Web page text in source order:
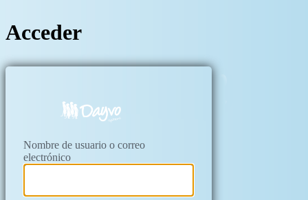
Acceder
Nombre de usuario o correo
electrónico